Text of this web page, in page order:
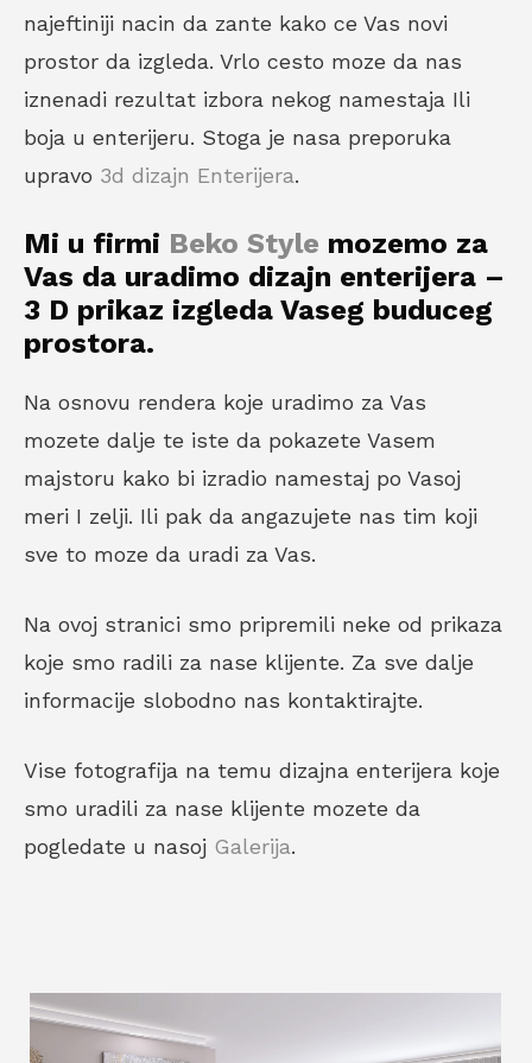
najeftiniji nacin da zante kako ce Vas novi
prostor da izgleda. Vrlo cesto moze da nas
iznenadi rezultat izbora nekog namestaja Ili
boja u enterijeru. Stoga je nasa preporuka
upravo 3d dizajn Enterijera.
Mi u firmi Beko Style mozemo za
Vas da uradimo dizajn enterijera –
3 D prikaz izgleda Vaseg buduceg
prostora.
Na osnovu rendera koje uradimo za Vas
mozete dalje te iste da pokazete Vasem
majstoru kako bi izradio namestaj po Vasoj
meri I zelji. Ili pak da angazujete nas tim koji
sve to moze da uradi za Vas.
Na ovoj stranici smo pripremili neke od prikaza
koje smo radili za nase klijente. Za sve dalje
informacije slobodno nas kontaktirajte.
Vise fotografija na temu dizajna enterijera koje
smo uradili za nase klijente mozete da
pogledate u nasoj Galerija.